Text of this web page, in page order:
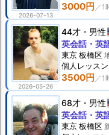
2026-07-13
3000円
2026-05-26
44才 男性
3500円
英会話・英
東京 板橋区
個人 レッスン
68才 男性
英会話・英
東京 板橋区